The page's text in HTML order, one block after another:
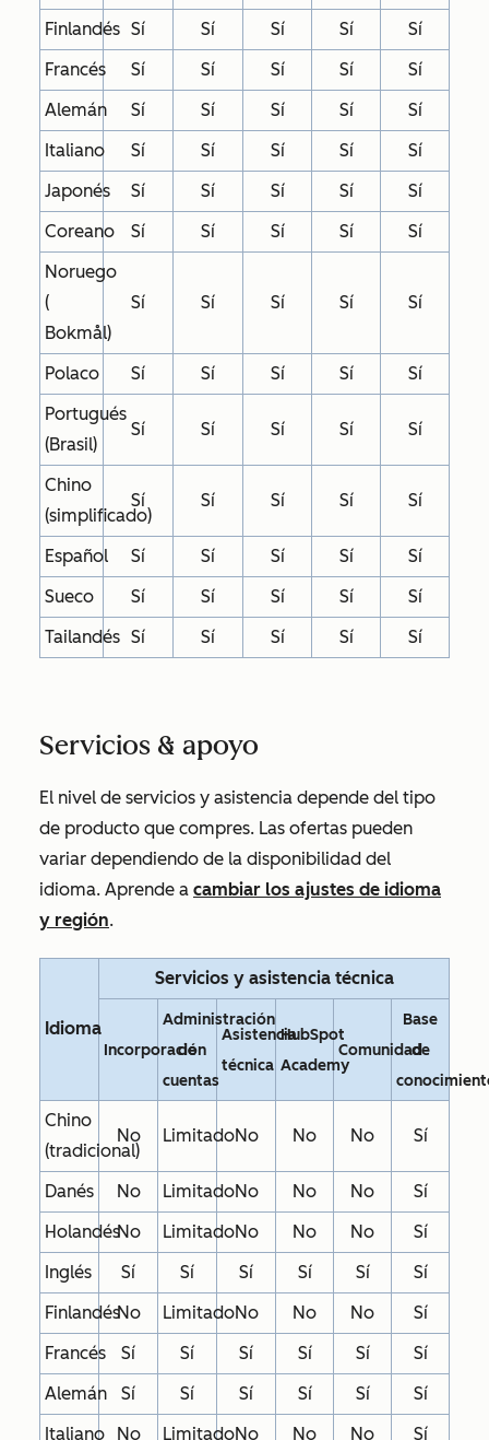
Finlandés Sí Sí Sí Sí
Sí
Francés
Sí Sí Sí Sí
Sí
Alemán
Sí Sí Sí Sí
Sí
Italiano
Sí Sí Sí Sí
Sí
Japonés
Sí Sí Sí Sí
Sí
Coreano
Sí Sí Sí Sí
Sí
Noruego
(
Bokmål)
Sí Sí Sí Sí Sí
Polaco Sí Sí Sí Sí
Sí
Portugués
(Brasil)
Sí Sí Sí Sí Sí
Chino
(simplificado)
Sí Sí Sí Sí Sí
Español Sí Sí Sí Sí
Sí
Sueco
Sí Sí Sí Sí
Sí
Tailandés Sí Sí Sí Sí Sí
Servicios & apoyo
El nivel de servicios y asistencia depende del tipo
de producto que compres. Las ofertas pueden
variar dependiendo de la disponibilidad del
idioma. Aprende a cambiar los ajustes de idioma
y región.
Idioma
Servicios y asistencia técnica
Incorporación
Administración
de
cuentas
Asistencia
técnica
HubSpot
Academy
Comunidad
Base
de
Chino
(tradicional)
No LimitadoNo No No Sí
Danés No LimitadoNo No No
Sí
HolandésNo LimitadoNo No No
Sí
Inglés
Sí Sí Sí Sí Sí
Sí
FinlandésNo LimitadoNo No No
Sí
Francés
Sí Sí Sí Sí Sí
Sí
Alemán
Sí Sí Sí Sí Sí
Sí
Italiano
No LimitadoNo No No Sí